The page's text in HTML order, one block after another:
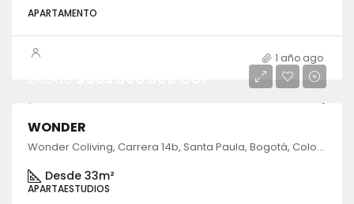
APARTAMENTO
1 año ago
WONDER
Wonder Coliving, Carrera 14b, Santa Paula, Bogotá, Colombia
Desde 33m²
APARTAESTUDIOS